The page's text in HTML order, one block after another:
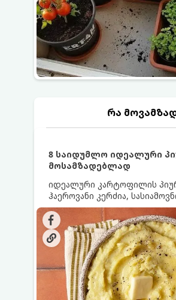
რა
8 საიდუმლო იდეალური
მოსამზადებლად
იდეალური კარტოფილის
ჰაეროვანი კერძია,
ნაღების-მოყვითალო ფერით.
ძალიან მარტივია, მაგრამ
საიდუმლო, რომლებიც
პიურე იდეალურად